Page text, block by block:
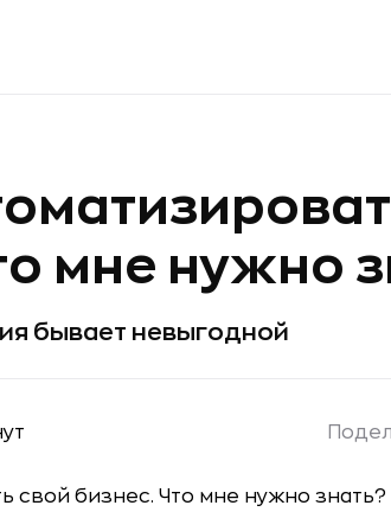
мне нужно
бывает невыгодной